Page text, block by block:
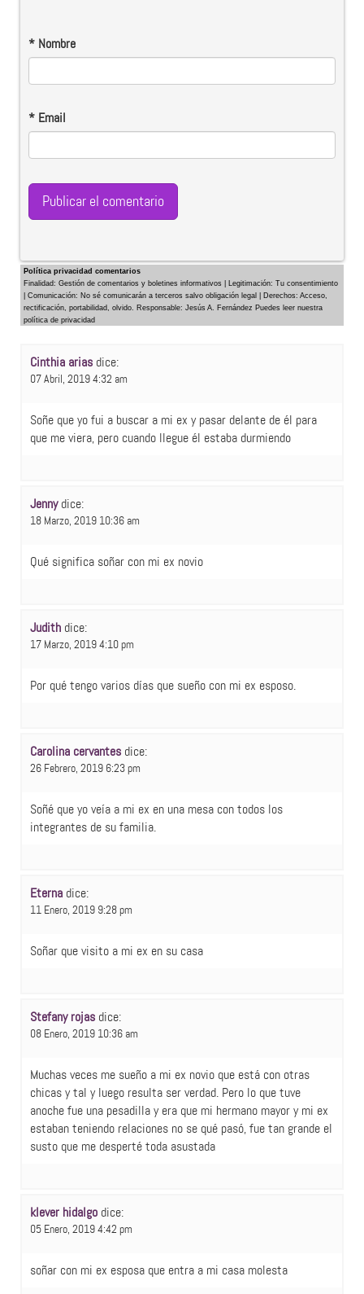
* Nombre
* Email
Política privacidad comentarios
Finalidad: Gestión de comentarios y boletines informativos | Legitimación: Tu consentimiento
| Comunicación: No sé comunicarán a terceros salvo obligación legal | Derechos: Acceso,
rectificación, portabilidad, olvido. Responsable: Jesús A. Fernández Puedes leer nuestra
política de privacidad
Cinthia arias dice:
07 Abril, 2019 4:32 am
Soñe que yo fui a buscar a mi ex y pasar delante de él para
que me viera, pero cuando llegue él estaba durmiendo
Jenny dice:
18 Marzo, 2019 10:36 am
Qué significa soñar con mi ex novio
Judith dice:
17 Marzo, 2019 4:10 pm
Por qué tengo varios días que sueño con mi ex esposo.
Carolina cervantes dice:
26 Febrero, 2019 6:23 pm
Soñé que yo veía a mi ex en una mesa con todos los
integrantes de su familia.
Eterna dice:
11 Enero, 2019 9:28 pm
Soñar que visito a mi ex en su casa
Stefany rojas dice:
08 Enero, 2019 10:36 am
Muchas veces me sueño a mi ex novio que está con otras
chicas y tal y luego resulta ser verdad. Pero lo que tuve
anoche fue una pesadilla y era que mi hermano mayor y mi ex
estaban teniendo relaciones no se qué pasó, fue tan grande el
susto que me desperté toda asustada
klever hidalgo dice:
05 Enero, 2019 4:42 pm
soñar con mi ex esposa que entra a mi casa molesta